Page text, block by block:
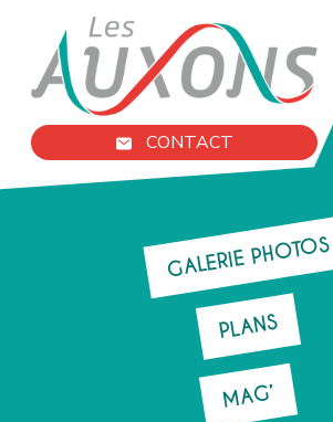
CONTACT
GALERIE PHOTOS
PLANS
MAG’